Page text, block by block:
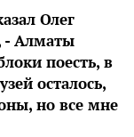
Олег
- Алматы
поесть, в
осталось,
но все мне